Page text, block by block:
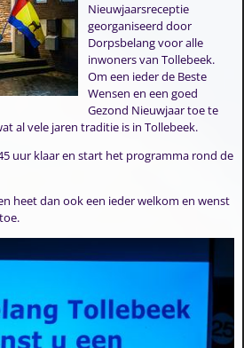
Nieuwjaarsreceptie
georganiseerd door
Dorpsbelang voor alle
inwoners van Tollebeek.
Om een ieder de Beste
Wensen en een goed
Gezond Nieuwjaar toe te
al vele jaren traditie is in Tollebeek.
uur klaar en start het programma rond de
heet dan ook een ieder welkom en wenst